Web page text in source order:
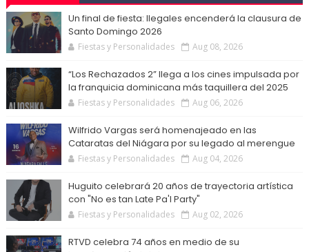
Un final de fiesta: Ilegales encenderá la clausura de
Santo Domingo 2026
Fiestas y Personalidades Aug 08, 2026
“Los Rechazados 2” llega a los cines impulsada por
la franquicia dominicana más taquillera del 2025
Fiestas y Personalidades Aug 06, 2026
Wilfrido Vargas será homenajeado en las
Cataratas del Niágara por su legado al merengue
Fiestas y Personalidades Aug 04, 2026
Huguito celebrará 20 años de trayectoria artística
con "No es tan Late Pa'l Party"
Fiestas y Personalidades Aug 02, 2026
RTVD celebra 74 años en medio de su